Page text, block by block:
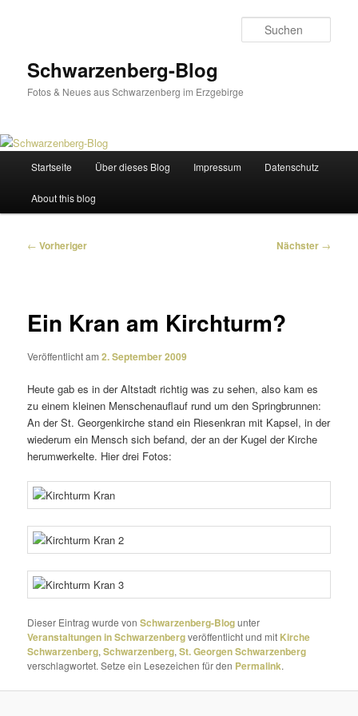
Schwarzenberg-Blog
Fotos & Neues aus Schwarzenberg im Erzgebirge
Startseite Über dieses Blog Impressum Datenschutz
About this blog
Beitragsnavigation
← Vorheriger Nächster →
Ein Kran am Kirchturm?
Veröffentlicht am2. September 2009
Heute gab es in der Altstadt richtig was zu sehen, also kam es
zu einem kleinen Menschenauflauf rund um den Springbrunnen:
An der St. Georgenkirche stand ein Riesenkran mit Kapsel, in der
wiederum ein Mensch sich befand, der an der Kugel der Kirche
herum­wer­kelte. Hier drei Fotos:
Dieser Eintrag wurde vonSchwarzenberg-Blogunter
Veranstaltungen in Schwarzenbergveröffentlicht und mit Kirche
Schwarzenberg,Schwarzenberg,St. Georgen Schwarzenberg
verschlagwortet. Setze ein Lesezeichen für den Permalink.